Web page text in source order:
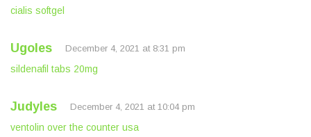
cialis softgel
Ugoles December 4, 2021 at 8:31 pm
sildenafil tabs 20mg
Judyles December 4, 2021 at 10:04 pm
ventolin over the counter usa